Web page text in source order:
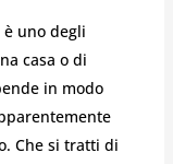
è uno degli
casa o di
in modo
Che si tratti di